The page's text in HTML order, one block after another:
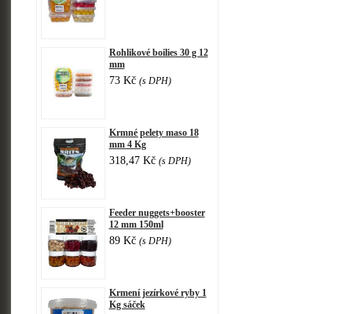
Rohlikové boilies 30 g 12
mm
73 Kč (s DPH)
Krmné pelety maso 18
mm 4 Kg
318,47 Kč (s DPH)
Feeder nuggets+booster
12 mm 150ml
89 Kč (s DPH)
Krmení jezírkové ryby 1
Kg sáček